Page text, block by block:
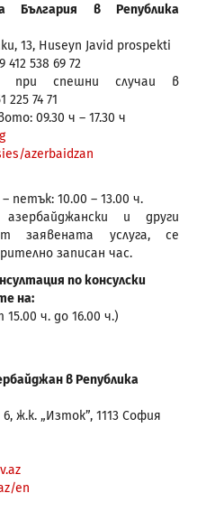
България в Република
13, Huseyn Javid prospekti
412 538 69 72
при спешни случаи в
74 71
09.30 ч – 17.30 ч
azerbaidzan
петък: 10.00 – 13.00 ч.
и други
заявената услуга, се
записан час.
по консулски
на:
15.00 ч. до 16.00 ч.)
в Република
ж.к. „Изток”, 1113 София
en